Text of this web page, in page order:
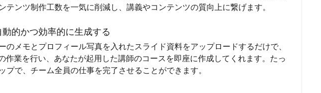
テンツ制作工数を一気に削減し、講義やコンテンツの質向上に繋げます。
的かつ効率的に生成する
のメモとプロフィール写真を入れたスライド資料をアップロードするだけで、
作業を行い、あなたが起用した講師のコースを即座に作成してくれます。たっ
プで、チーム全員の仕事を完了させることができます。